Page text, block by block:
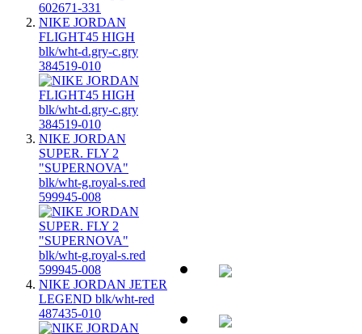
NIKE JORDAN
FLIGHT45 HIGH
blk/wht-d.gry-c.gry
384519-010
NIKE JORDAN
SUPER. FLY 2
"SUPERNOVA"
blk/wht-g.royal-s.red
599945-008
NIKE JORDAN JETER
LEGEND blk/wht-red
487435-010